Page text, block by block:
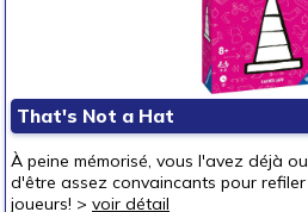
Puzzles & casse-têtes
un bébé (0-3 ans)
That's Not a Hat
À peine mémorisé, vous l'avez déjà
d'être assez convaincants pour
joueurs! > voir détail